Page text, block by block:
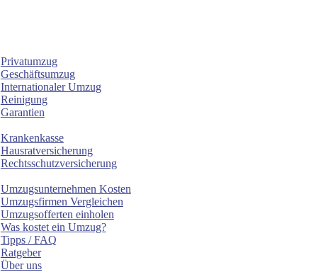
Privatumzug
Geschäftsumzug
Internationaler Umzug
Reinigung
Garantien
Krankenkasse
Hausratversicherung
Rechtsschutzversicherung
Umzugsunternehmen Kosten
Umzugsfirmen Vergleichen
Umzugsofferten einholen
Was kostet ein Umzug?
Tipps / FAQ
Ratgeber
Über uns